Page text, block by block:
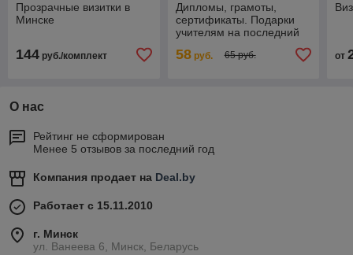
Прозрачные визитки в
Минске
144 руб./комплект
Дипломы, грамоты,
сертификаты. Подарки
учителям на последний
58руб. 65 руб. от
О нас
Рейтинг не сформирован
Менее 5 отзывов за последний год
Компания продает на Deal.by
Работает с 15.11.2010
г. Минск
ул. Ванеева 6, Минск, Беларусь